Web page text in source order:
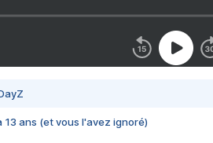
13 ans (et vous l'avez ignoré)